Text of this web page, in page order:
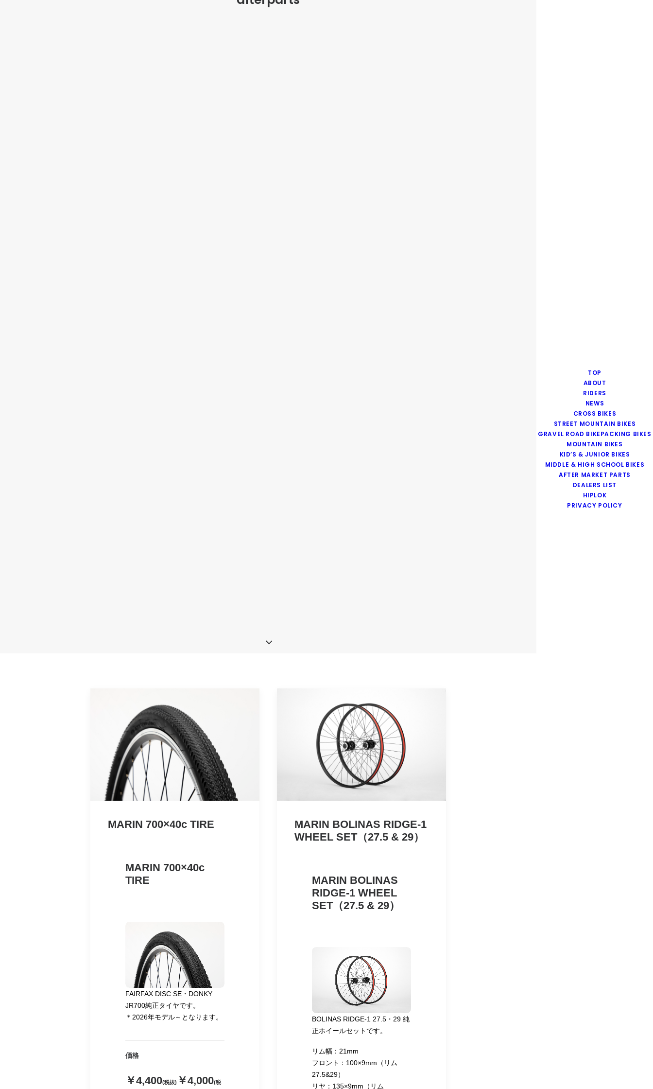
MARIN 700×40c TIRE
MARIN 700×40c
TIRE
FAIRFAX DISC SE・DONKY
JR700純正タイヤです。
＊2026年モデル～となります。
価格
￥4,400(税抜) ￥4,000(税
MARIN BOLINAS RIDGE-1
WHEEL SET（27.5 & 29）
MARIN BOLINAS
RIDGE-1 WHEEL
SET（27.5 & 29）
BOLINAS RIDGE-1 27.5・29 純
正ホイールセットです。
リム幅：21mm
フロント：100×9mm（リム
27.5&29）
リヤ：135×9mm（リム
TOP
ABOUT
RIDERS
NEWS
CROSS BIKES
STREET MOUNTAIN BIKES
GRAVEL ROAD BIKEPACKING BIKES
MOUNTAIN BIKES
KID’S & JUNIOR BIKES
MIDDLE & HIGH SCHOOL BIKES
AFTER MARKET PARTS
DEALERS LIST
HIPLOK
PRIVACY POLICY